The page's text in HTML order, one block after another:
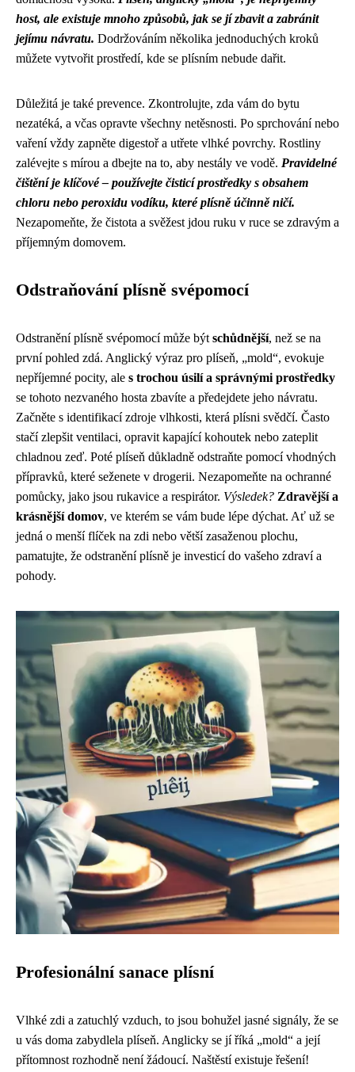
host, ale existuje mnoho způsobů, jak se jí zbavit a zabránit
jejímu návratu. Dodržováním několika jednoduchých kroků
můžete vytvořit prostředí, kde se plísním nebude dařit.
Důležitá je také prevence. Zkontrolujte, zda vám do bytu
nezatéká, a včas opravte všechny netěsnosti. Po sprchování nebo
vaření vždy zapněte digestoř a utřete vlhké povrchy. Rostliny
zalévejte s mírou a dbejte na to, aby nestály ve vodě. Pravidelné
čištění je klíčové – používejte čisticí prostředky s obsahem
chloru nebo peroxidu vodíku, které plísně účinně ničí.
Nezapomeňte, že čistota a svěžest jdou ruku v ruce se zdravým a
příjemným domovem.
Odstraňování plísně svépomocí
Odstranění plísně svépomocí může být schůdnější, než se na
první pohled zdá. Anglický výraz pro plíseň, „mold“, evokuje
nepříjemné pocity, ale s trochou úsilí a správnými prostředky
se tohoto nezvaného hosta zbavíte a předejdete jeho návratu.
Začněte s identifikací zdroje vlhkosti, která plísni svědčí. Často
stačí zlepšit ventilaci, opravit kapající kohoutek nebo zateplit
chladnou zeď. Poté plíseň důkladně odstraňte pomocí vhodných
přípravků, které seženete v drogerii. Nezapomeňte na ochranné
pomůcky, jako jsou rukavice a respirátor. Výsledek? Zdravější a
krásnější domov, ve kterém se vám bude lépe dýchat. Ať už se
jedná o menší flíček na zdi nebo větší zasaženou plochu,
pamatujte, že odstranění plísně je investicí do vašeho zdraví a
pohody.
Profesionální sanace plísní
Vlhké zdi a zatuchlý vzduch, to jsou bohužel jasné signály, že se
u vás doma zabydlela plíseň. Anglicky se jí říká „mold“ a její
přítomnost rozhodně není žádoucí. Naštěstí existuje řešení!